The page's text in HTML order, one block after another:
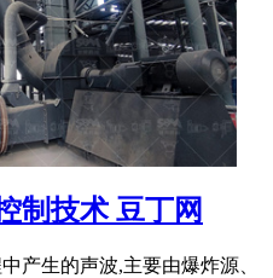
制技术 豆丁网
产生的声波,主要由爆炸源、